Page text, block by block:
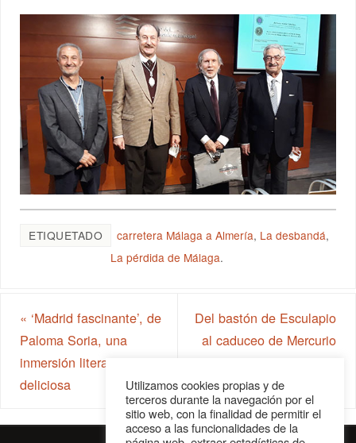
ETIQUETADO carretera Málaga a Almería, La desbandá,
La pérdida de Málaga.
« ‘Madrid fascinante’, de
Paloma Soria, una
inmersión literaria
deliciosa
Del bastón de Esculapio
al caduceo de Mercurio
Utilizamos cookies propias y de
terceros durante la navegación por el
sitio web, con la finalidad de permitir el
acceso a las funcionalidades de la